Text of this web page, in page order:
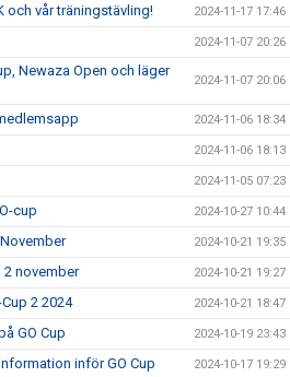
och vår träningstävling! 2024-11-17 17:46
2024-11-07 20:26
Newaza Open och läger
2024-11-07 20:06
2024-11-06 18:34
2024-11-06 18:13
2024-11-05 07:23
cup 2024-10-27 10:44
2024-10-21 19:35
2 november 2024-10-21 19:27
2 2024 2024-10-21 18:47
GO Cup 2024-10-19 23:43
inför GO Cup 2024-10-17 19:29